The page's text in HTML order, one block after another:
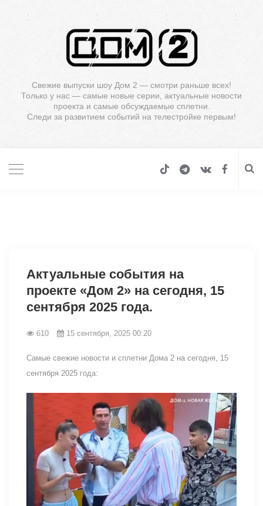
Свежие выпуски шоу Дом 2 — смотри раньше всех!
Только у нас — самые новые серии, актуальные новости
проекта и самые обсуждаемые сплетни.
Следи за развитием событий на телестройке первым!
Актуальные события на
проекте «Дом 2» на сегодня, 15
сентября 2025 года.
610 15 сентября, 2025 00:20
Самые свежие новости и сплетни Дома 2 на сегодня, 15
сентября 2025 года: